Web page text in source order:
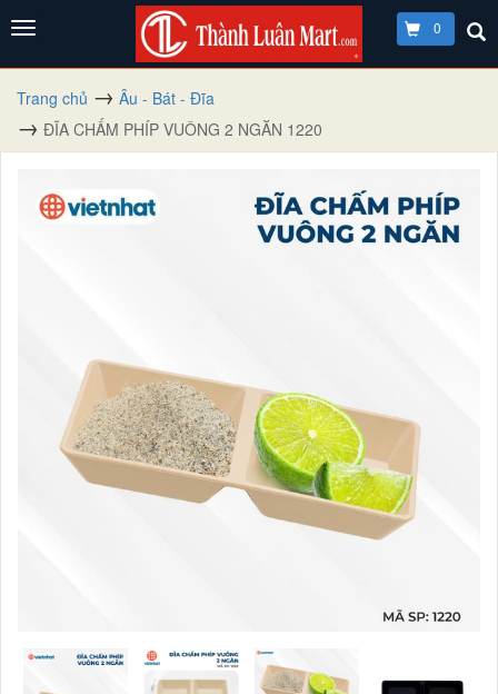
0
Trang chủ
Âu - Bát - Đĩa
ĐĨA CHẤM PHÍP VUÔNG 2 NGĂN 1220